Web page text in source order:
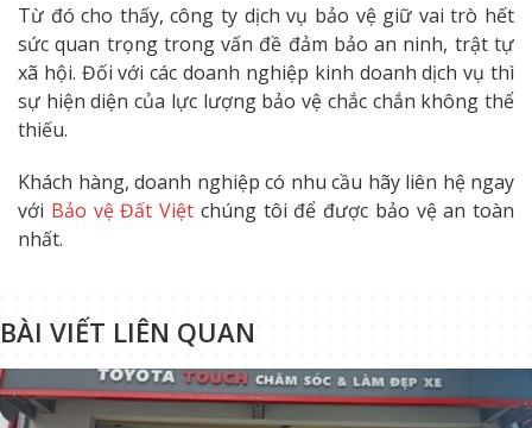
Từ đó cho thấy, công ty dịch vụ bảo vệ giữ vai trò hết
sức quan trọng trong vấn đề đảm bảo an ninh, trật tự
xã hội. Đối với các doanh nghiệp kinh doanh dịch vụ thì
sự hiện diện của lực lượng bảo vệ chắc chắn không thể
thiếu.
Khách hàng, doanh nghiệp có nhu cầu hãy liên hệ ngay
với Bảo vệ Đất Việt chúng tôi để được bảo vệ an toàn
nhất.
BÀI VIẾT LIÊN QUAN